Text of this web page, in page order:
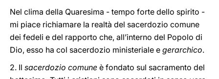
Nel clima della Quaresima - tempo forte dello spirito -
mi piace richiamare la realtà del sacerdozio comune
dei fedeli e del rapporto che, all’interno del Popolo di
Dio, esso ha col sacerdozio ministeriale e gerarchico.
2. Il sacerdozio comune è fondato sul sacramento del